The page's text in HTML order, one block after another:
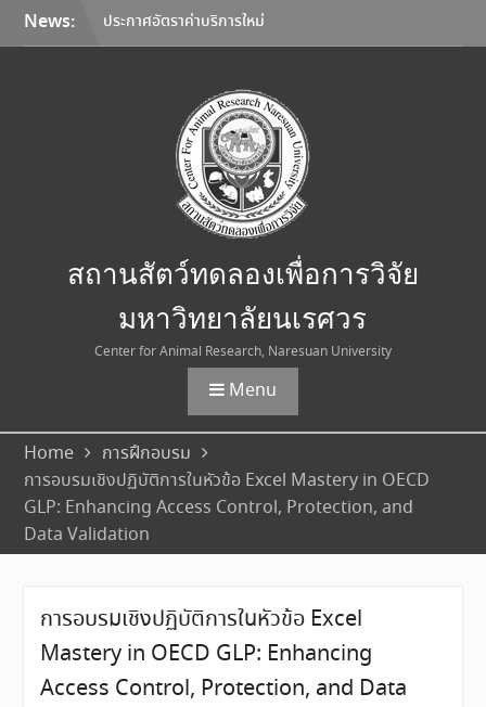
SkipNews:
ประกาศอัตราค่าบริการใหม่
สถานสัตว์ทดลองเพื่อการวิจัย
มหาวิทยาลัยนเรศวร จับมือ
Korea Institute of
Toxicology และมหาวิทยาลัย
เชียงใหม่ ลงนาม MOU ยก
ระดับการวิจัยทดสอบความ
ปลอดภัยระดับก่อนคลินิกสู่
การเลือกใช้อุปกรณ์คุ้มครอง
ความปลอดภัยส่วนบุคคล
(Personal Protective
Equipment: PPE)
สถานสัตว์ทดลองเพื่อการวิจัย
มหาวิทยาลัยนเรศวร
Center for Animal Research, Naresuan University
Menu
Home
การฝึกอบรม
การอบรมเชิงปฏิบัติการในหัวข้อ Excel Mastery in OECD
GLP: Enhancing Access Control, Protection, and
Data Validation
การอบรมเชิงปฏิบัติการในหัวข้อ Excel
Mastery in OECD GLP: Enhancing
Access Control, Protection, and Data